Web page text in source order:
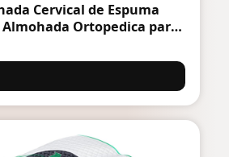
Cervical de Espuma
Ortopedica para
Almohadas
Dormir de Lado y Boca